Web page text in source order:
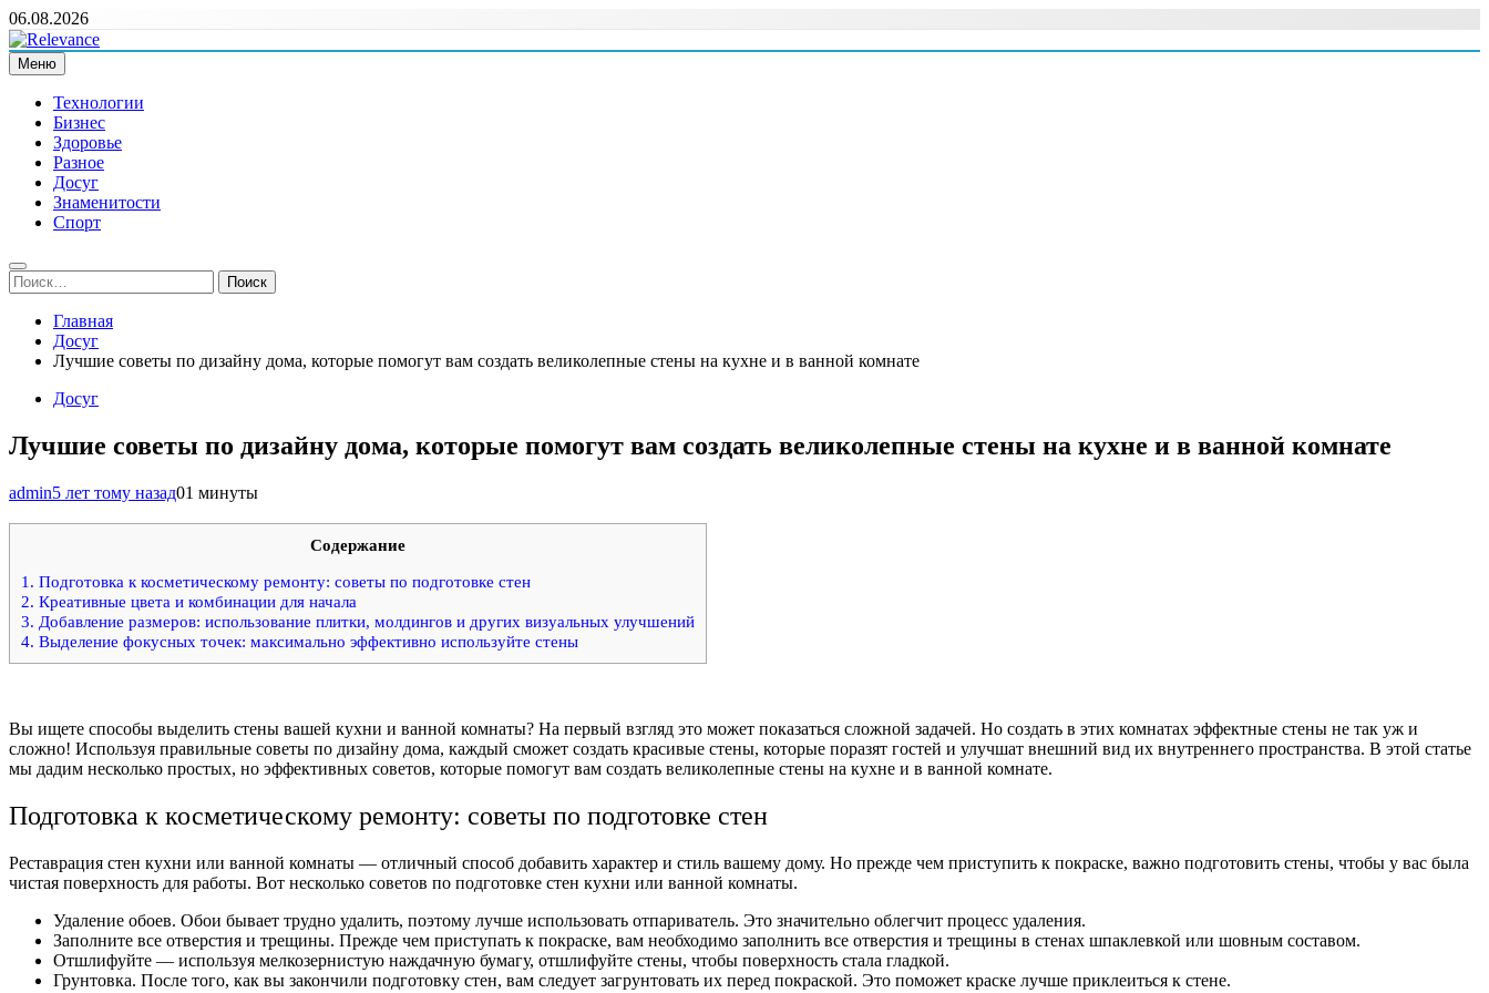
Перейти
к
содержимому
06.08.2026
Relevance
Релевантні новини — саме те, що вам потрібно
Меню
Технологии
Бизнес
Здоровье
Разное
Досуг
Знаменитости
Спорт
Найти:
Главная
Досуг
Лучшие советы по дизайну дома, которые помогут вам создать великолепные стены на кухне и в ванной комнате
Досуг
Лучшие советы по дизайну дома, которые помогут вам создать великолепные стены на кухне и в ванной комнате
admin5 лет тому назад01 минуты
Содержание
1. Подготовка к косметическому ремонту: советы по подготовке стен
2. Креативные цвета и комбинации для начала
3. Добавление размеров: использование плитки, молдингов и других визуальных улучшений
4. Выделение фокусных точек: максимально эффективно используйте стены
Вы ищете способы выделить стены вашей кухни и ванной комнаты? На первый взгляд это может показаться сложной задачей. Но создать в этих комнатах эффектные стены не так уж и
сложно! Используя правильные советы по дизайну дома, каждый сможет создать красивые стены, которые поразят гостей и улучшат внешний вид их внутреннего пространства. В этой статье
мы дадим несколько простых, но эффективных советов, которые помогут вам создать великолепные стены на кухне и в ванной комнате.
Подготовка к косметическому ремонту: советы по подготовке стен
Реставрация стен кухни или ванной комнаты — отличный способ добавить характер и стиль вашему дому. Но прежде чем приступить к покраске, важно подготовить стены, чтобы у вас была
чистая поверхность для работы. Вот несколько советов по подготовке стен кухни или ванной комнаты.
Удаление обоев. Обои бывает трудно удалить, поэтому лучше использовать отпариватель. Это значительно облегчит процесс удаления.
Заполните все отверстия и трещины. Прежде чем приступать к покраске, вам необходимо заполнить все отверстия и трещины в стенах шпаклевкой или шовным составом.
Отшлифуйте — используя мелкозернистую наждачную бумагу, отшлифуйте стены, чтобы поверхность стала гладкой.
Грунтовка. После того, как вы закончили подготовку стен, вам следует загрунтовать их перед покраской. Это поможет краске лучше приклеиться к стене.